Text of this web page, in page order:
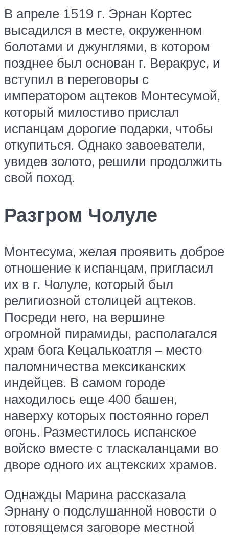
В апреле 1519 г. Эрнан Кортес
высадился в месте, окруженном
болотами и джунглями, в котором
позднее был основан г. Веракрус, и
вступил в переговоры с
императором ацтеков Монтесумой,
который милостиво прислал
испанцам дорогие подарки, чтобы
откупиться. Однако завоеватели,
увидев золото, решили продолжить
свой поход.
Разгром Чолуле
Монтесума, желая проявить доброе
отношение к испанцам, пригласил
их в г. Чолуле, который был
религиозной столицей ацтеков.
Посреди него, на вершине
огромной пирамиды, располагался
храм бога Кецалькоатля – место
паломничества мексиканских
индейцев. В самом городе
находилось еще 400 башен,
наверху которых постоянно горел
огонь. Разместилось испанское
войско вместе с тласкаланцами во
дворе одного их ацтекских храмов.
Однажды Марина рассказала
Эрнану о подслушанной новости о
готовящемся заговоре местной